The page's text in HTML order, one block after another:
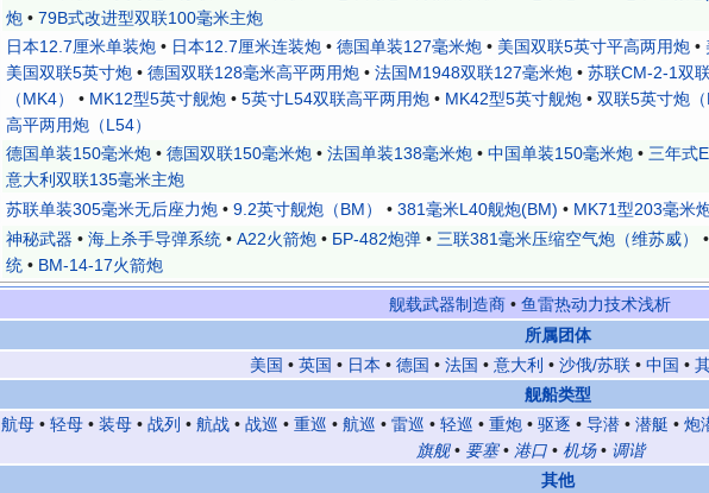
炮 • 79B式改进型双联100毫米主炮
日本12.7厘米单装炮 • 日本12.7厘米连装炮 • 德国单装127毫米炮 • 美国双联5英寸平高两用炮 •
美国双联5英寸炮 • 德国双联128毫米高平两用炮 • 法国M1948双联127毫米炮 • 苏联СМ-2-1双
（MK4）
• MK12型5英寸舰炮 • 5英寸L54双联高平两用炮 • MK42型5英寸舰炮 • 双联5英寸炮（
高平两用炮（L54）
德国单装150毫米炮 • 德国双联150毫米炮 • 法国单装138毫米炮 • 中国单装150毫米炮 • 三年式
意大利双联135毫米主炮
苏联单装305毫米无后座力炮 • 9.2英寸舰炮（BM） • 381毫米L40舰炮(BM) • MK71型203毫米
神秘武器 • 海上杀手导弹系统 • A22火箭炮 • БР-482炮弹 • 三联381毫米压缩空气炮（维苏威） •
统 • BM-14-17火箭炮
舰载武器制造商 • 鱼雷热动力技术浅析
所属团体
美国 • 英国 • 日本 • 德国 • 法国 • 意大利 • 沙俄/苏联 • 中国 •
舰船类型
航母 • 轻母 • 装母 • 战列 • 航战 • 战巡 • 重巡 • 航巡 • 雷巡 • 轻巡 • 重炮 • 驱逐 • 导潜 • 潜艇 • 炮
旗舰• 要塞• 港口• 机场• 调谐
其他